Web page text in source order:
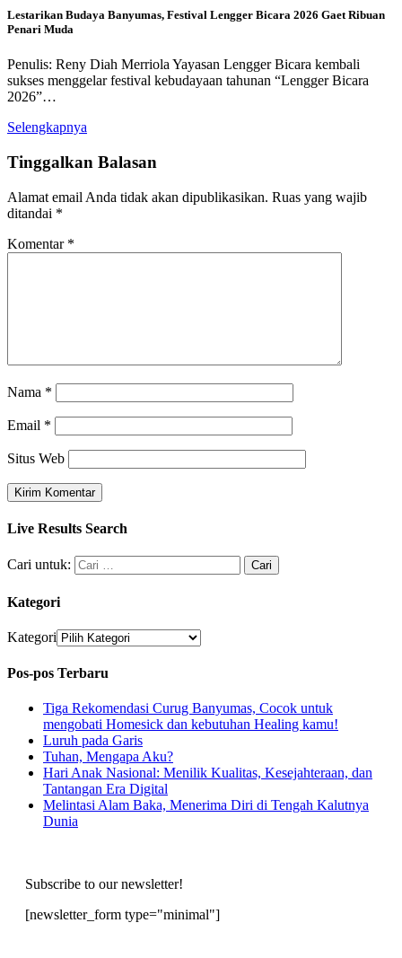
Lestarikan Budaya Banyumas, Festival Lengger Bicara 2026 Gaet Ribuan
Penari Muda
Penulis: Reny Diah Merriola Yayasan Lengger Bicara kembali
sukses menggelar festival kebudayaan tahunan “Lengger Bicara
2026”…
Selengkapnya
Tinggalkan Balasan
Alamat email Anda tidak akan dipublikasikan. Ruas yang wajib
ditandai *
Komentar *
Nama *
Email *
Situs Web
Live Results Search
Cari untuk:
Kategori
Kategori
Pos-pos Terbaru
Tiga Rekomendasi Curug Banyumas, Cocok untuk
mengobati Homesick dan kebutuhan Healing kamu!
Luruh pada Garis
Tuhan, Mengapa Aku?
Hari Anak Nasional: Menilik Kualitas, Kesejahteraan, dan
Tantangan Era Digital
Melintasi Alam Baka, Menerima Diri di Tengah Kalutnya
Dunia
Subscribe to our newsletter!
[newsletter_form type="minimal"]